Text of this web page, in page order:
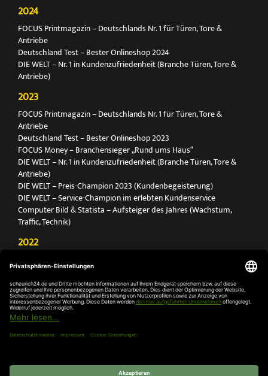
2024
FOCUS Printmagazin – Deutschlands Nr. 1 für Türen, Tore &
Antriebe
Deutschland Test – Bester Onlineshop 2024
DIE WELT – Nr. 1 in Kundenzufriedenheit (Branche Türen, Tore &
Antriebe)
2023
FOCUS Printmagazin – Deutschlands Nr. 1 für Türen, Tore &
Antriebe
Deutschland Test – Bester Onlineshop 2023
FOCUS Money – Branchensieger „Rund ums Haus“
DIE WELT – Nr. 1 in Kundenzufriedenheit (Branche Türen, Tore &
Antriebe)
DIE WELT – Preis-Champion 2023 (Kundenbegeisterung)
DIE WELT – Service-Champion im erlebten Kundenservice
Computer Bild & Statista – Aufsteiger des Jahres (Wachstum,
Traffic, Technik)
2022
Antriebe
Deutschland Test – Bester Onlineshop 2022
FOCUS Money – Branchensieger „Rund ums Haus“
DIE WELT – Service-Champion im erlebten Kundenservice
DIE WELT – Branchengewinner Gold-Rang (Türen, Tore & Antriebe)